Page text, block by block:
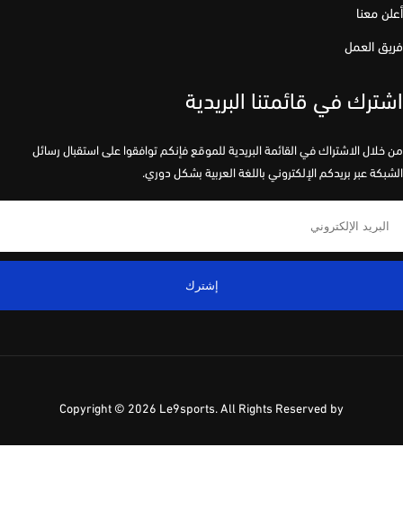
معنا
العمل
في قائمتنا البريدية
الاشتراك في القائمة البريدية للموقع فإنكم توافقوا على استقبال رسائل
عبر بريدكم الإلكتروني باللغة العربية بشكل دوري.
إشترك
Copyright ©2026 Le9sports. All Rights Reserved by